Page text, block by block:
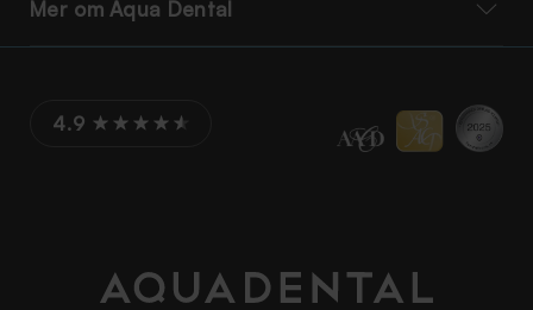
Mer om Aqua Dental
4.9